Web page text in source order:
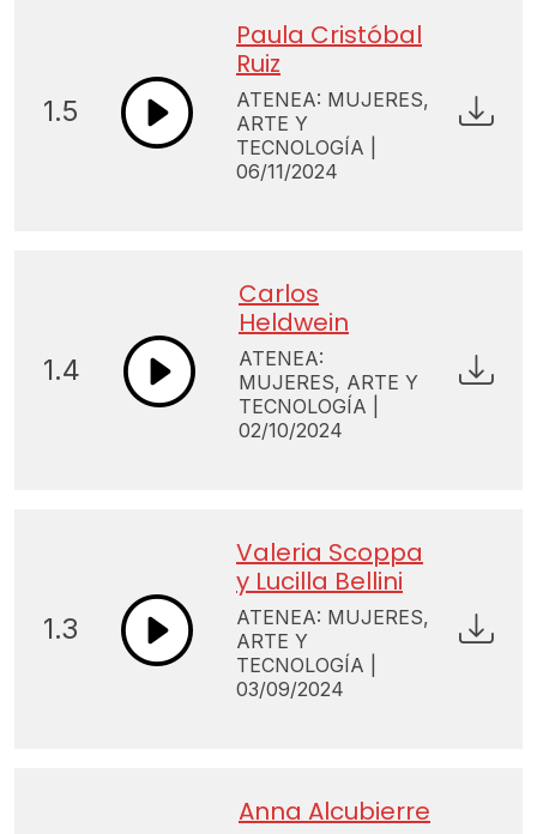
1.5
Paula Cristóbal
Ruiz
ATENEA: MUJERES,
ARTE Y
TECNOLOGÍA |
06/11/2024
1.4
Carlos
Heldwein
ATENEA:
MUJERES, ARTE Y
TECNOLOGÍA |
02/10/2024
1.3
Valeria Scoppa
y Lucilla Bellini
ATENEA: MUJERES,
ARTE Y
TECNOLOGÍA |
03/09/2024
Anna Alcubierre